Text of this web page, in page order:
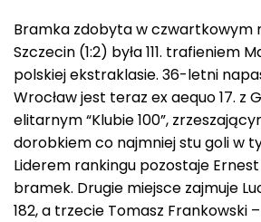
Bramka zdobyta w czwartkowym
Szczecin (1:2) była 111. trafieniem
polskiej ekstraklasie. 36-letni
Wrocław jest teraz ex aequo 17. z
elitarnym “Klubie 100”,
dorobkiem co najmniej stu goli w
Liderem rankingu pozostaje Ernest
bramek. Drugie miejsce zajmuje
182, a trzecie Tomasz Frankowski –